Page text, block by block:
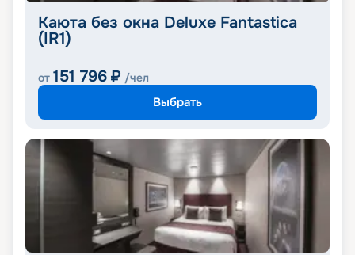
Каюта без окна Deluxe Fantastica
(IR1)
от 151 796 ₽ /чел
Выбрать